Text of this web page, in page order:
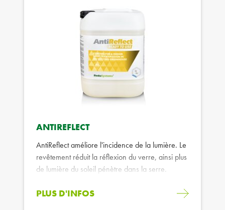
ANTIREFLECT
AntiReflect améliore l'incidence de la lumière. Le
revêtement réduit la réflexion du verre, ainsi plus
de lumière du soleil pénètre dans la serre.
PLUS D'INFOS